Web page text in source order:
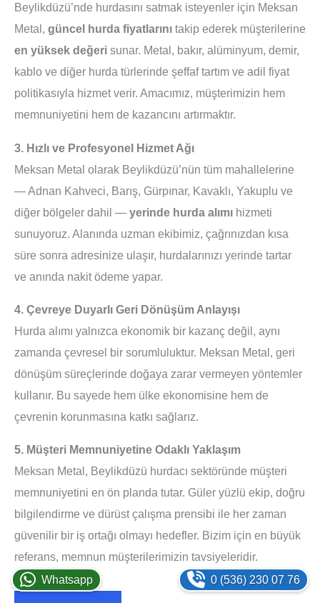
Beylikdüzü’nde hurdasını satmak isteyenler için Meksan
Metal, güncel hurda fiyatlarını takip ederek müşterilerine
en yüksek değeri sunar. Metal, bakır, alüminyum, demir,
kablo ve diğer hurda türlerinde şeffaf tartım ve adil fiyat
politikasıyla hizmet verir. Amacımız, müşterimizin hem
memnuniyetini hem de kazancını artırmaktır.
3. Hızlı ve Profesyonel Hizmet Ağı
Meksan Metal olarak Beylikdüzü’nün tüm mahallelerine
— Adnan Kahveci, Barış, Gürpınar, Kavaklı, Yakuplu ve
diğer bölgeler dahil — yerinde hurda alımı hizmeti
sunuyoruz. Alanında uzman ekibimiz, çağrınızdan kısa
süre sonra adresinize ulaşır, hurdalarınızı yerinde tartar
ve anında nakit ödeme yapar.
4. Çevreye Duyarlı Geri Dönüşüm Anlayışı
Hurda alımı yalnızca ekonomik bir kazanç değil, aynı
zamanda çevresel bir sorumluluktur. Meksan Metal, geri
dönüşüm süreçlerinde doğaya zarar vermeyen yöntemler
kullanır. Bu sayede hem ülke ekonomisine hem de
çevrenin korunmasına katkı sağlarız.
5. Müşteri Memnuniyetine Odaklı Yaklaşım
Meksan Metal, Beylikdüzü hurdacı sektöründe müşteri
memnuniyetini en ön planda tutar. Güler yüzlü ekip, doğru
bilgilendirme ve dürüst çalışma prensibi ile her zaman
güvenilir bir iş ortağı olmayı hedefler. Bizim için en büyük
referans, memnun müşterilerimizin tavsiyeleridir.
0 (536) 230 07 76
Whatsapp